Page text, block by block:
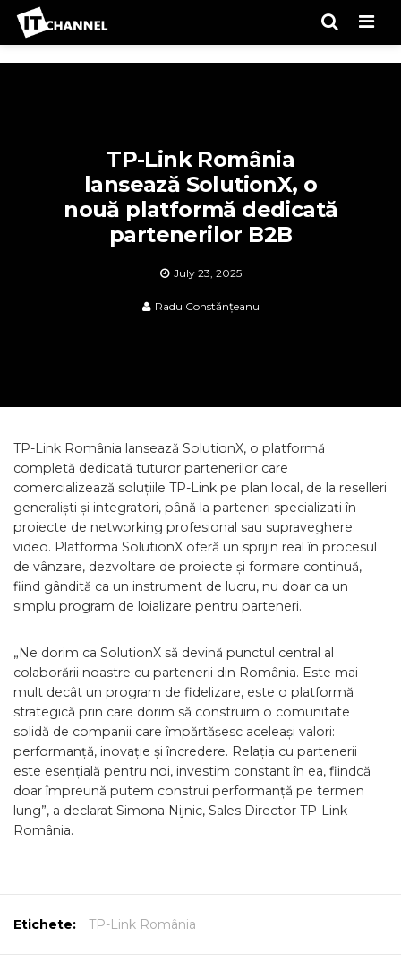
TP-Link România
lansează SolutionX, o
nouă platformă dedicată
partenerilor B2B
July 23, 2025
Radu Constănțeanu
TP-Link România lansează SolutionX, o platformă
completă dedicată tuturor partenerilor care
comercializează soluțiile TP-Link pe plan local, de la reselleri
generaliști și integratori, până la parteneri specializați în
proiecte de networking profesional sau supraveghere
video. Platforma SolutionX oferă un sprijin real în procesul
de vânzare, dezvoltare de proiecte și formare continuă,
fiind gândită ca un instrument de lucru, nu doar ca un
simplu program de loializare pentru parteneri.
„Ne dorim ca SolutionX să devină punctul central al
colaborării noastre cu partenerii din România. Este mai
mult decât un program de fidelizare, este o platformă
strategică prin care dorim să construim o comunitate
solidă de companii care împărtășesc aceleași valori:
performanță, inovație și încredere. Relația cu partenerii
este esențială pentru noi, investim constant în ea, fiindcă
doar împreună putem construi performanță pe termen
lung”, a declarat Simona Nijnic, Sales Director TP-Link
România.
Etichete: TP-Link România